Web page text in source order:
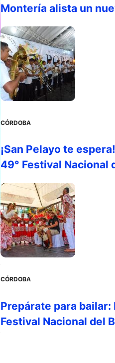
Montería alista un
CÓRDOBA
¡San Pelayo te
49° Festival Nacional
CÓRDOBA
Prepárate para
Festival Nacional del